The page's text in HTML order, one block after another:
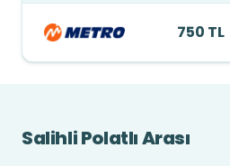
750 TL
Salihli Polatlı Arası